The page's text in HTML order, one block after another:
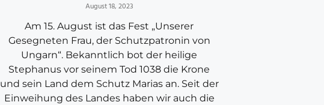
August 18, 2023
Am 15. August ist das Fest „Unserer
Gesegneten Frau, der Schutzpatronin von
Ungarn“. Bekanntlich bot der heilige
Stephanus vor seinem Tod 1038 die Krone
und sein Land dem Schutz Marias an. Seit der
Einweihung des Landes haben wir auch die